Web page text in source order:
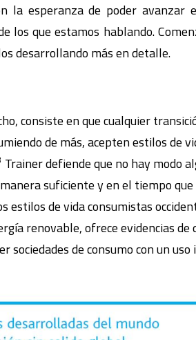
la esperanza de poder avanzar
que estamos hablando.
desarrollando más en detalle.
consiste en que cualquier
de más, acepten estilos de
Trainer defiende que no hay modo
suficiente y en el tiempo
estilos de vida consumistas
renovable, ofrece evidencias de
sociedades de consumo con un